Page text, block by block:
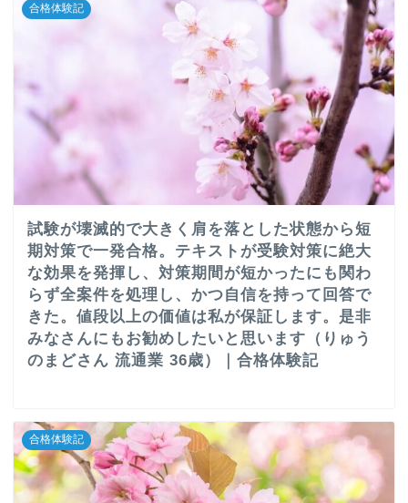
合格体験記
試験が壊滅的で大きく肩を落とした状態から短
期対策で一発合格。テキストが受験対策に絶大
な効果を発揮し、対策期間が短かったにも関わ
らず全案件を処理し、かつ自信を持って回答で
きた。値段以上の価値は私が保証します。是非
みなさんにもお勧めしたいと思います（りゅう
のまどさん 流通業 36歳）｜合格体験記
合格体験記